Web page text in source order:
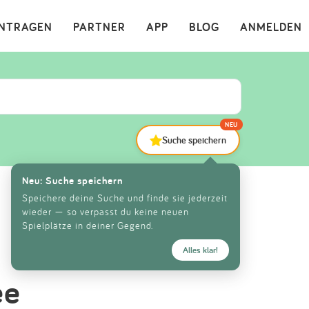
ANMELDEN
BLOG
APP
PARTNER ×
Suche speichern
NEU
Neu: Suche speichern
Speichere deine Suche und finde sie jederzeit
wieder — so verpasst du keine neuen
Spielplätze in deiner Gegend.
Alles klar!